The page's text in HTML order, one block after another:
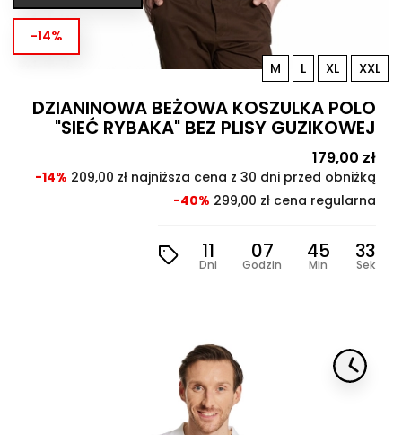
-14%
M L XL XXL
DZIANINOWA BEŻOWA KOSZULKA POLO
"SIEĆ RYBAKA" BEZ PLISY GUZIKOWEJ
Cena
179,00 zł
-14% 209,00 zł najniższa cena z 30 dni przed obniżką
-40% 299,00 zł cena regularna
11
Dni
07
Godzin
45
Min
31
Sek